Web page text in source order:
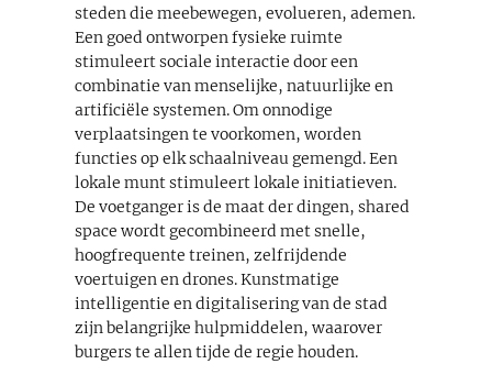
steden die meebewegen, evolueren, ademen.
Een goed ontworpen fysieke ruimte
stimuleert sociale interactie door een
combinatie van menselijke, natuurlijke en
artificiële systemen. Om onnodige
verplaatsingen te voorkomen, worden
functies op elk schaalniveau gemengd. Een
lokale munt stimuleert lokale initiatieven.
De voetganger is de maat der dingen, shared
space wordt gecombineerd met snelle,
hoogfrequente treinen, zelfrijdende
voertuigen en drones. Kunstmatige
intelligentie en digitalisering van de stad
zijn belangrijke hulpmiddelen, waarover
burgers te allen tijde de regie houden.